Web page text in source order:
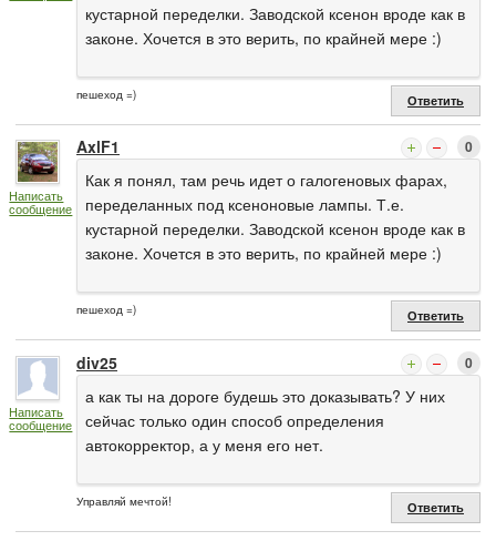
кустарной переделки. Заводской ксенон вроде как в
законе. Хочется в это верить, по крайней мере :)
пешеход =) Ответить
Написать
сообщение
AxlF1 0
Как я понял, там речь идет о галогеновых фарах,
переделанных под ксеноновые лампы. Т.е.
кустарной переделки. Заводской ксенон вроде как в
законе. Хочется в это верить, по крайней мере :)
пешеход =) Ответить
Написать
сообщение
div25 0
а как ты на дороге будешь это доказывать? У них
сейчас только один способ определения
автокорректор, а у меня его нет.
Управляй мечтой! Ответить